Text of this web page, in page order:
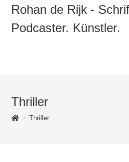
Zum
Inhalt
springen
Rohan de Rijk -
Podcaster. Künstler.
Thriller
> Thriller